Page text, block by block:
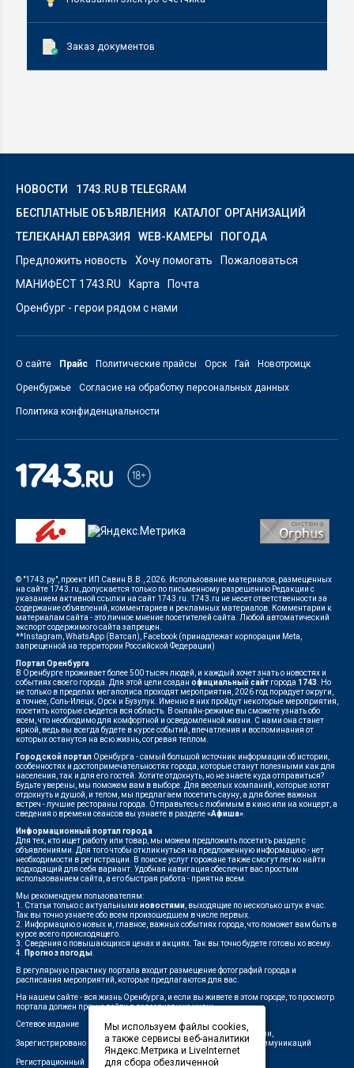
Заказ документов
НОВОСТИ
1743.RU В TELEGRAM
БЕСПЛАТНЫЕ ОБЪЯВЛЕНИЯ
КАТАЛОГ ОРГАНИЗАЦИЙ
ТЕЛЕКАНАЛ ЕВРАЗИЯ
WEB-КАМЕРЫ
ПОГОДА
Предложить новость
Хочу помогать
Пожаловаться
МАНИФЕСТ 1743.RU
Карта
Почта
Оренбург - герои рядом с нами
О сайте Прайс Политические прайсы Орск Гай Новотроицк
Оренбуржье Согласие на обработку персональных данных
Политика конфиденциальности
© "1743.ру", проект ИП Савин В.В., 2026. Использование материалов, размещенных
на сайте 1743.ru, допускается только по письменному разрешению Редакции с
указанием активной ссылки на сайт 1743.ru. 1743.ru не несет ответственности за
содержание объявлений, комментариев и рекламных материалов. Комментарии к
материалам сайта - это личное мнение посетителей сайта. Любой автоматический
экспорт содержимого сайта запрещен.
**Instagram, WhatsApp (Ватсап), Facebook (принадлежат корпорации Meta,
запрещенной на территории Российской Федерации)
Портал Оренбурга
В Оренбурге проживает более 500 тысяч людей, и каждый хочет знать о новостях и
событиях своего города. Для этой цели создан официальный сайт города 1743. Но
не только в пределах мегаполиса проходят мероприятия, 2026 год порадует округи,
а точнее, Соль-Илецк, Орск и Бузулук. Именно в них пройдут некоторые мероприятия,
посетить которые съедется вся область. В онлайн-режиме вы сможете узнать обо
всем, что необходимо для комфортной и осведомленной жизни. С нами она станет
яркой, ведь вы всегда будете в курсе событий, впечатления и воспоминания от
которых останутся на всю жизнь, согревая теплом.
Городской портал Оренбурга - самый большой источник информации об истории,
особенностях и достопримечательностях города, которые станут полезными как для
населения, так и для его гостей. Хотите отдохнуть, но не знаете куда отправиться?
Будьте уверены, мы поможем вам в выборе. Для веселых компаний, которые хотят
отдохнуть и душой, и телом, мы предлагаем посетить сауну, а для более важных
встреч - лучшие рестораны города. Отправьтесь с любимым в кино или на концерт, а
сведения о времени сеансов вы узнаете в разделе«Афиша».
Информационный портал города
Для тех, кто ищет работу или товар, мы можем предложить посетить раздел с
объявлениями. Для того чтобы откликнуться на предложенную информацию - нет
необходимости в регистрации. В поиске услуг горожане также смогут легко найти
подходящий для себя вариант. Удобная навигация обеспечит вас простым
использованием сайта, а его быстрая работа - приятна всем.
Мы рекомендуем пользователям:
1. Статьи только с актуальными новостями, выходящие по несколько штук в час.
Так вы точно узнаете обо всем произошедшем в числе первых.
2. Информацию о новых и, главное, важных событиях города, что поможет вам быть в
курсе всего происходящего.
3. Сведения о повышающихся ценах и акциях. Так вы точно будете готовы ко всему.
4. Прогноз погоды.
В регулярную практику портала входит размещение фотографий города и
расписания мероприятий, которые предлагаются для вас.
На нашем сайте - вся жизнь Оренбурга, и если вы живете в этом городе, то просмотр
портала должен прочно войти в повседневную жизнь.
Сетевое издание
"1743"
Зарегистрировано
Федеральной службой по надзору в сфере связи,
информационных технологий и массовых коммуникаций
(Роскомнадзор)
Регистрационный
Мы используем файлы cookies,
а также сервисы веб-аналитики
Яндекс.Метрика и LiveInternet
для сбора обезличенной